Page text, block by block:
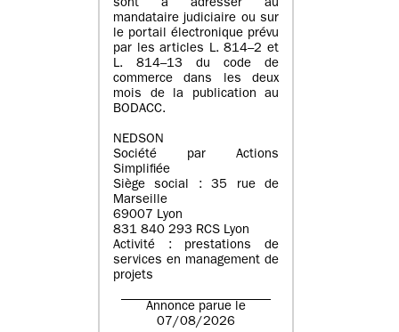
sont à adresser au
mandataire judiciaire ou sur
le portail électronique prévu
par les articles L. 814–2 et
L. 814–13 du code de
commerce dans les deux
mois de la publication au
BODACC.
NEDSON
Société par Actions
Simplifiée
Siège social : 35 rue de
Marseille
69007 Lyon
831 840 293 RCS Lyon
Activité : prestations de
services en management de
projets
Annonce parue le
07/08/2026